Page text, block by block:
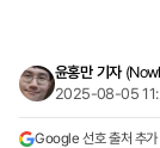
윤홍만 기자 (
2025-08-05
Google 선호 출처 추가